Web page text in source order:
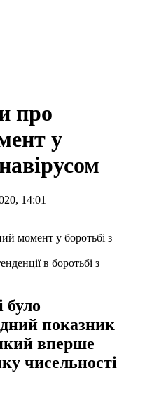
про
у
14:01
в боротьбі з
було
показник
вперше
чисельності